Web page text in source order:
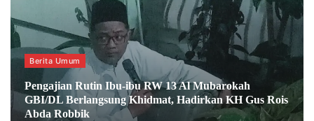
Berita Umum
Pengajian Rutin Ibu-ibu RW 13 Al Mubarokah
GBI/DL Berlangsung Khidmat, Hadirkan KH Gus Rois
Abda Robbik